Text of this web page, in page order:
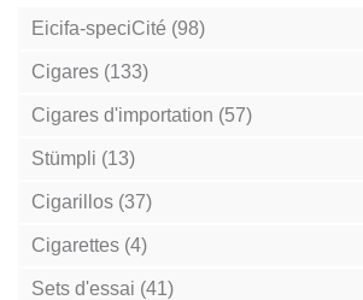
Eicifa-speciCité (98)
Cigares (133)
Cigares d'importation (57)
Stümpli (13)
Cigarillos (37)
Cigarettes (4)
Sets d'essai (41)